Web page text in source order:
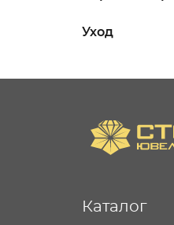
Уход
Каталог